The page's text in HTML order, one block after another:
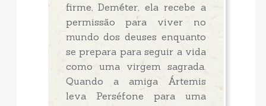
firme, Deméter, ela recebe a
permissão para viver no
mundo dos deuses enquanto
se prepara para seguir a vida
como uma virgem sagrada.
Quando a amiga Ártemis
leva Perséfone para uma